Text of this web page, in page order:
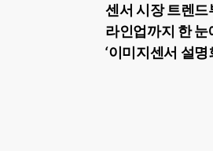
센서 시장 트렌드
라인업까지 한 눈
‘이미지센서 설명